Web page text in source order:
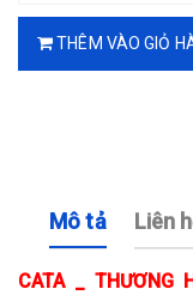
THÊM VÀO GIỎ
Mô tả Liên
CATA _ THƯƠNG